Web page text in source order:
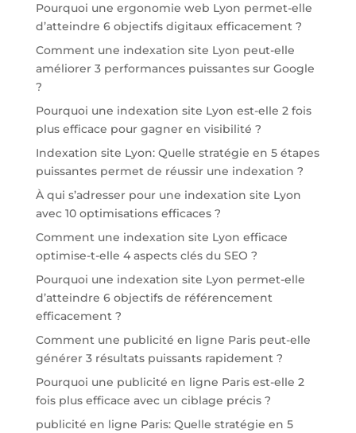
Pourquoi une ergonomie web Lyon permet-elle
d’atteindre 6 objectifs digitaux efficacement ?
Comment une indexation site Lyon peut-elle
améliorer 3 performances puissantes sur Google
?
Pourquoi une indexation site Lyon est-elle 2 fois
plus efficace pour gagner en visibilité ?
Indexation site Lyon: Quelle stratégie en 5 étapes
puissantes permet de réussir une indexation ?
À qui s’adresser pour une indexation site Lyon
avec 10 optimisations efficaces ?
Comment une indexation site Lyon efficace
optimise-t-elle 4 aspects clés du SEO ?
Pourquoi une indexation site Lyon permet-elle
d’atteindre 6 objectifs de référencement
efficacement ?
Comment une publicité en ligne Paris peut-elle
générer 3 résultats puissants rapidement ?
Pourquoi une publicité en ligne Paris est-elle 2
fois plus efficace avec un ciblage précis ?
publicité en ligne Paris: Quelle stratégie en 5